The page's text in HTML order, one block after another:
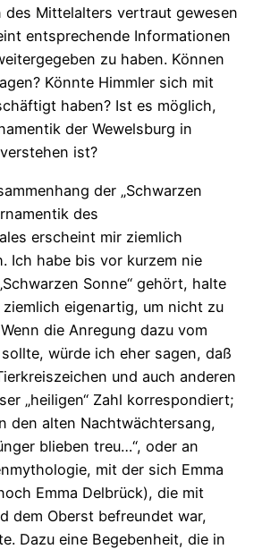
des Mittelalters vertraut gewesen
entsprechende Informationen
zu haben. Können
Könnte Himmler sich mit
haben? Ist es möglich,
der Wewelsburg in
ist?
der „Schwarzen
des
erscheint mir ziemlich
Ich habe bis vor kurzem nie
Sonne“ gehört, halte
eigenartig, um nicht zu
Wenn die Anregung dazu vom
würde ich eher sagen, daß
und auch anderen
„heiligen“ Zahl korrespondiert;
den alten Nachtwächtersang,
blieben treu…“, oder an
mit der sich Emma
Emma Delbrück), die mit
dem Oberst befreundet war,
Dazu eine Begebenheit, die in